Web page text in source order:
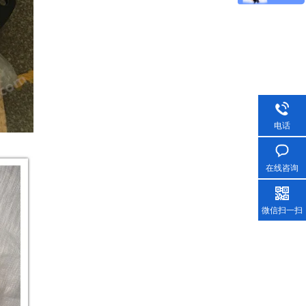
电话
在线咨询
微信扫一扫